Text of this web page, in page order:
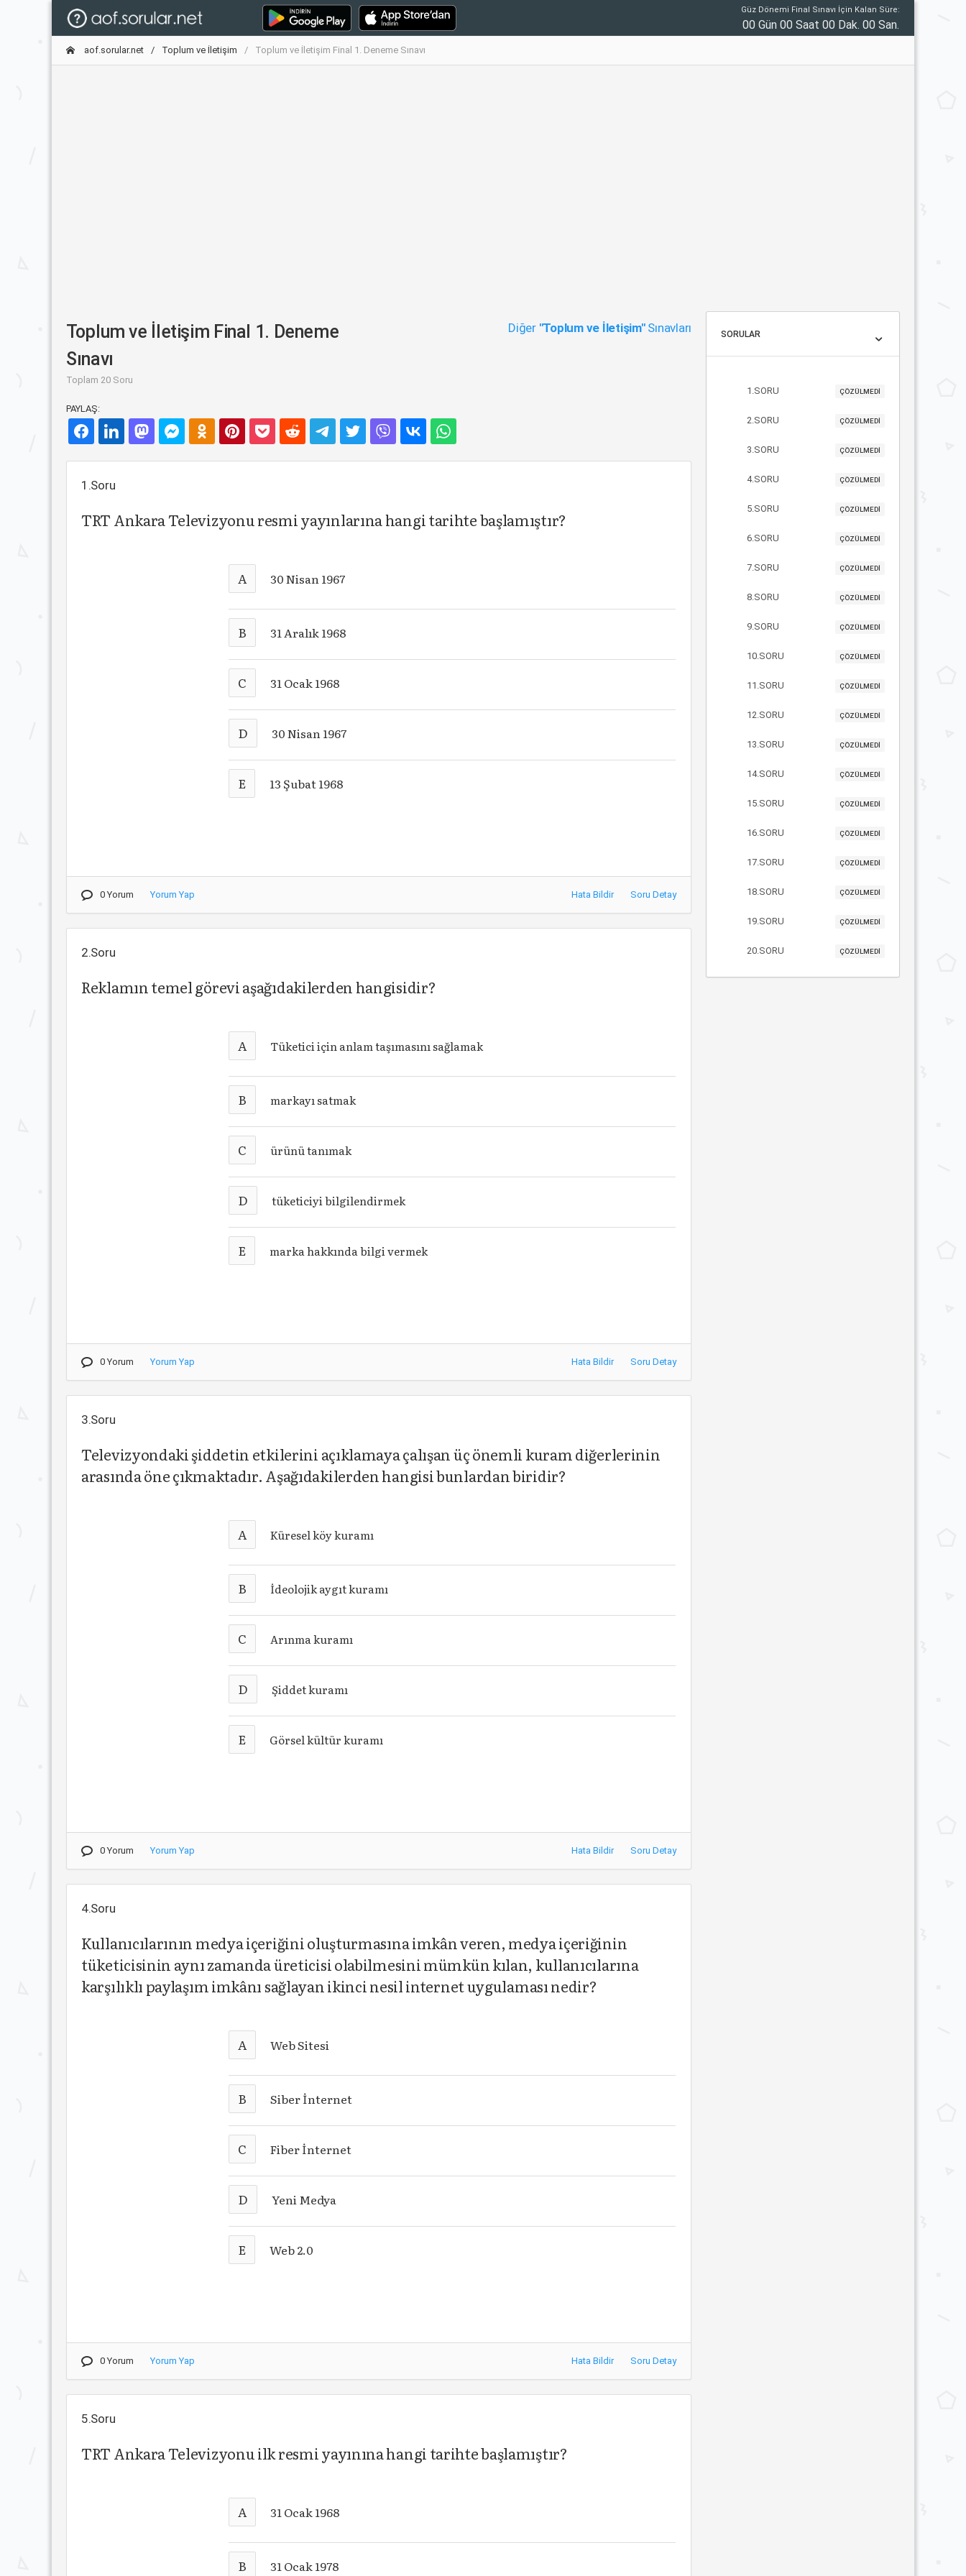
Güz Dönemi Final Sınavı İçin Kalan Süre:
00 Gün 00 Saat 00 Dak. 00 San.
aof.sorular.net Toplum ve İletişim Toplum ve İletişim Final 1. Deneme Sınavı
Toplum ve İletişim Final 1. Deneme
Sınavı
Toplam 20 Soru
Diğer "Toplum ve İletişim"Sınavları
PAYLAŞ:
1.Soru
TRT Ankara Televizyonu resmi yayınlarına hangi tarihte başlamıştır?
A 30 Nisan 1967
B 31 Aralık 1968
C 31 Ocak 1968
D 30 Nisan 1967
E 13 Şubat 1968
0 Yorum Yorum Yap Hata Bildir Soru Detay
2.Soru
Reklamın temel görevi aşağıdakilerden hangisidir?
A Tüketici için anlam taşımasını sağlamak
B markayı satmak
C ürünü tanımak
D tüketiciyi bilgilendirmek
E marka hakkında bilgi vermek
0 Yorum Yorum Yap Hata Bildir Soru Detay
3.Soru
Televizyondaki şiddetin etkilerini açıklamaya çalışan üç önemli kuram diğerlerinin
arasında öne çıkmaktadır. Aşağıdakilerden hangisi bunlardan biridir?
A Küresel köy kuramı
B İdeolojik aygıt kuramı
C Arınma kuramı
D Şiddet kuramı
E Görsel kültür kuramı
0 Yorum Yorum Yap Hata Bildir Soru Detay
4.Soru
Kullanıcılarının medya içeriğini oluşturmasına imkân veren, medya içeriğinin
tüketicisinin aynı zamanda üreticisi olabilmesini mümkün kılan, kullanıcılarına
karşılıklı paylaşım imkânı sağlayan ikinci nesil internet uygulaması nedir?
A Web Sitesi
B Siber İnternet
C Fiber İnternet
D Yeni Medya
E Web 2.0
0 Yorum Yorum Yap Hata Bildir Soru Detay
5.Soru
TRT Ankara Televizyonu ilk resmi yayınına hangi tarihte başlamıştır?
A 31 Ocak 1968
B 31 Ocak 1978
SORULAR
1.SORU ÇÖZÜLMEDİ
2.SORU ÇÖZÜLMEDİ
3.SORU ÇÖZÜLMEDİ
4.SORU ÇÖZÜLMEDİ
5.SORU ÇÖZÜLMEDİ
6.SORU ÇÖZÜLMEDİ
7.SORU ÇÖZÜLMEDİ
8.SORU ÇÖZÜLMEDİ
9.SORU ÇÖZÜLMEDİ
10.SORU ÇÖZÜLMEDİ
11.SORU ÇÖZÜLMEDİ
12.SORU ÇÖZÜLMEDİ
13.SORU ÇÖZÜLMEDİ
14.SORU ÇÖZÜLMEDİ
15.SORU ÇÖZÜLMEDİ
16.SORU ÇÖZÜLMEDİ
17.SORU ÇÖZÜLMEDİ
18.SORU ÇÖZÜLMEDİ
19.SORU ÇÖZÜLMEDİ
20.SORU ÇÖZÜLMEDİ